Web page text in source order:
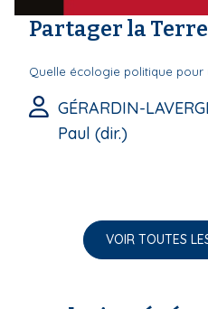
Partager la Terre
Quelle écologie politique pour
GÉRARDIN-
Paul (dir.)
VOIR TOUTES